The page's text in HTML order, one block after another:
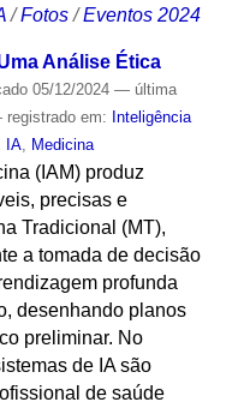
/Fotos /Eventos 2024
Análise Ética
05/12/2024 — última
em: Inteligência
IA, Medicina
(IAM) produz
precisas e
Tradicional (MT),
a tomada de decisão
profunda
desenhando planos
preliminar. No
de IA são
de saúde